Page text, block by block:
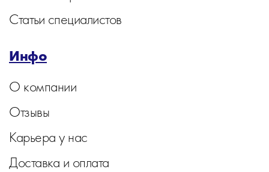
Статьи специалистов
Инфо
О компании
Отзывы
Карьера у нас
Доставка и оплата